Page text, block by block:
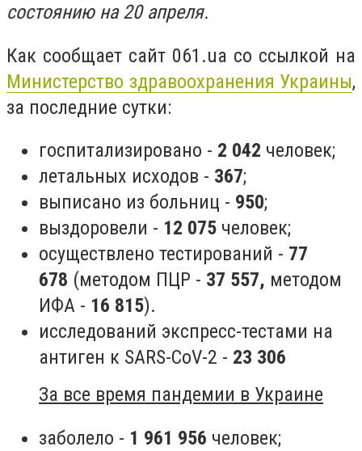
состоянию на 20 апреля.
Как сообщает сайт 061.ua со ссылкой на
Министерство здравоохранения Украины,
за последние сутки:
госпитализировано - 2 042 человек;
летальных исходов - 367;
выписано из больниц - 950;
выздоровели - 12 075 человек;
осуществлено тестирований - 77
678 (методом ПЦР - 37 557, методом
ИФА - 16 815).
исследований экспресс-тестами на
антиген к SARS-CoV-2 - 23 306
За все время пандемии в Украине
заболело - 1 961 956 человек;